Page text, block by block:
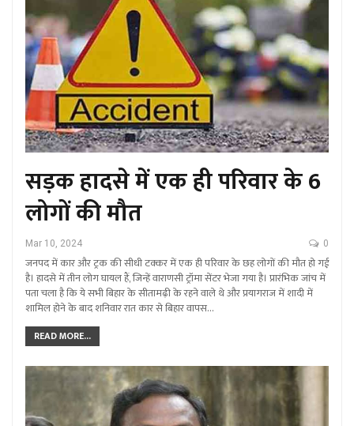
सड़क हादसे में एक ही परिवार के 6
लोगों की मौत
Mar 10, 2024 0
जनपद में कार और ट्रक की सीधी टक्कर में एक ही परिवार के छह लोगों की मौत हो गई
है। हादसे में तीन लोग घायल हैं, जिन्हें वाराणसी ट्रॉमा सेंटर भेजा गया है। प्रारंभिक जांच में
पता चला है कि ये सभी बिहार के सीतामढ़ी के रहने वाले थे और प्रयागराज में शादी में
शामिल होने के बाद शनिवार रात कार से बिहार वापस…
READ MORE...